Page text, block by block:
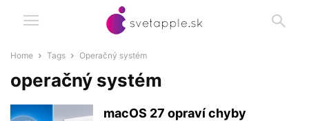
Home Tags Operačný systém
operačný systém
macOS 27 opraví chyby